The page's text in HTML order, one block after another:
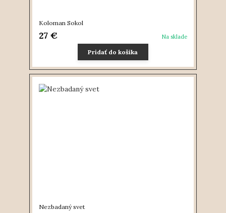
Koloman Sokol
27 € Na sklade
Pridať do košíka
Nezbadaný svet